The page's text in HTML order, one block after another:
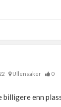
Ullensaker 0
billigere enn